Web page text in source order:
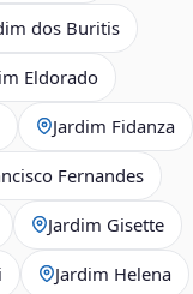
dos Buritis
Eldorado
Jardim Fidanza
Fernandes
Jardim Gisette
Jardim Helena